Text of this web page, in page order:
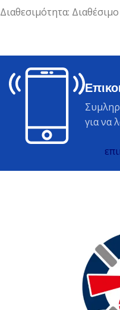
Διαθεσιμότητα: Διαθέσιμο
για να